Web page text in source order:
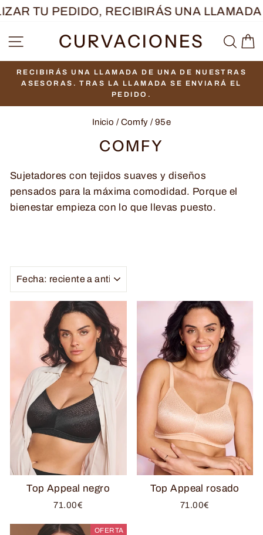
Ir
TU PEDIDO, RECIBIRÁS UNA LLAMADA
NAVEGACIÓN
CURVACIONES
diapositivas
pausa
RECIBIRÁS UNA LLAMADA DE UNA DE NUESTRAS
ASESORAS. TRAS LA LLAMADA SE ENVIARÁ EL
PEDIDO.
Inicio / Comfy / 95e
COMFY
Sujetadores con tejidos suaves y diseños
pensados para la máxima comodidad. Porque el
bienestar empieza con lo que llevas puesto.
Top Appeal negro
71.00€
Top Appeal rosado
71.00€
OFERTA